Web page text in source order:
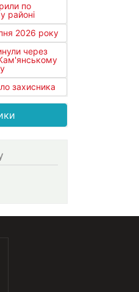
по
районі
2026 року
через
захисника